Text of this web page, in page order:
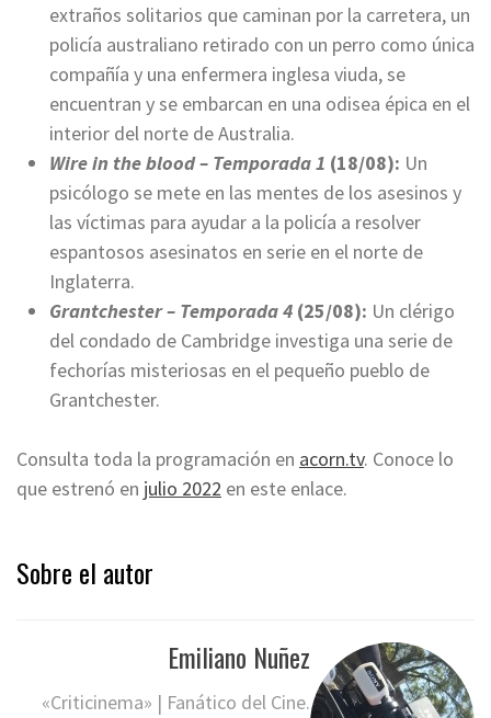
extraños solitarios que caminan por la carretera, un
policía australiano retirado con un perro como única
compañía y una enfermera inglesa viuda, se
encuentran y se embarcan en una odisea épica en el
interior del norte de Australia.
Wire in the blood – Temporada 1 (18/08): Un
psicólogo se mete en las mentes de los asesinos y
las víctimas para ayudar a la policía a resolver
espantosos asesinatos en serie en el norte de
Inglaterra.
Grantchester – Temporada 4 (25/08): Un clérigo
del condado de Cambridge investiga una serie de
fechorías misteriosas en el pequeño pueblo de
Grantchester.
Consulta toda la programación en acorn.tv. Conoce lo
que estrenó en julio 2022 en este enlace.
Sobre el autor
Emiliano Nuñez
«Criticinema» | Fanático del Cine.